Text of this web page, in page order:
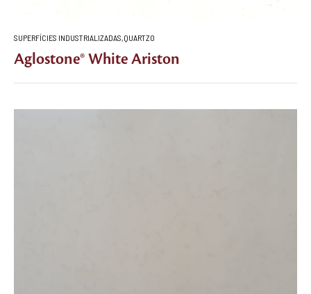
SUPERFÍCIES INDUSTRIALIZADAS,QUARTZO
Aglostone® White Ariston